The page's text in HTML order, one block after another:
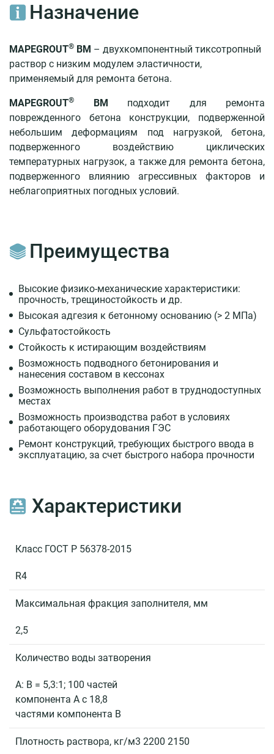
восстановление
бетона
Материалы
Ремонтный
состав
MAPEGROUT®
T-
40
Ремонтный
состав
MAPEGROUT®
BM
Ремонтный
Ремонтный
Fast-
Set
R4
Ремонтный
состав
MAPEGROUT®
Hi
Flow
(Hi
Flow
10)
Противоэрозионная
защита
Проекты
Документы
компании
Библиотека
Контакты
+7
495
Назначение
MAPEGROUT® BM – двухкомпонентный тиксотропный
раствор с низким модулем эластичности,
применяемый для ремонта бетона.
MAPEGROUT® BM подходит для ремонта
поврежденного бетона конструкции, подверженной
небольшим деформациям под нагрузкой, бетона,
подверженного воздействию циклических
температурных нагрузок, а также для ремонта бетона,
подверженного влиянию агрессивных факторов и
неблагоприятных погодных условий.
Преимущества
Высокие физико-механические характеристики:
прочность, трещиностойкость и др.
Высокая адгезия к бетонному основанию (> 2 МПа)
Сульфатостойкость
Стойкость к истирающим воздействиям
Возможность подводного бетонирования и
нанесения составом в кессонах
Возможность выполнения работ в труднодоступных
местах
Возможность производства работ в условиях
работающего оборудования ГЭС
Ремонт конструкций, требующих быстрого ввода в
эксплуатацию, за счет быстрого набора прочности
Характеристики
Класс ГОСТ Р 56378-2015
R4
Максимальная фракция заполнителя, мм
2,5
Количество воды затворения
А: B = 5,3:1; 100 частей
компонента А с 18,8
частями компонента B
Плотность раствора, кг/м3 2200 2150